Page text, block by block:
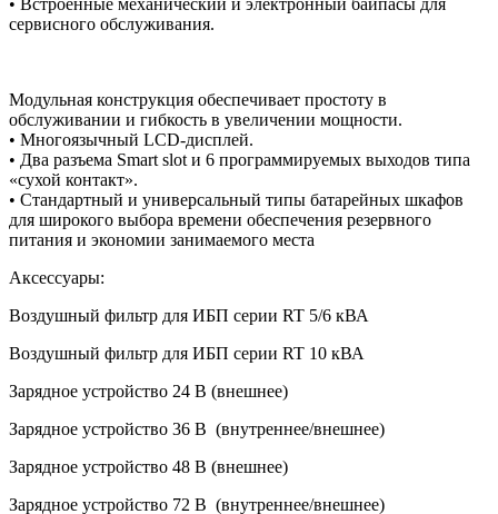
сервисного обслуживания.
Модульная конструкция обеспечивает простоту в
обслуживании и гибкость в увеличении мощности.
• Многоязычный LCD-дисплей.
• Два разъема Smart slot и 6 программируемых выходов типа
«сухой контакт».
• Стандартный и универсальный типы батарейных шкафов
для широкого выбора времени обеспечения резервного
питания и экономии занимаемого места
Аксессуары:
Воздушный фильтр для ИБП серии RT 5/6 кВА
Воздушный фильтр для ИБП серии RT 10 кВА
Зарядное устройство 24 В (внешнее)
Зарядное устройство 36 В (внутреннее/внешнее)
Зарядное устройство 48 В (внешнее)
Зарядное устройство 72 В (внутреннее/внешнее)